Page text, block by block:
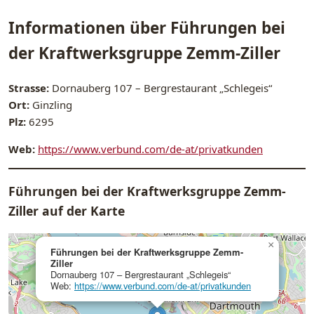
Informationen über Führungen bei
der Kraftwerksgruppe Zemm-Ziller
Strasse: Dornauberg 107 – Bergrestaurant „Schlegeis“
Ort: Ginzling
Plz: 6295
Web: https://www.verbund.com/de-at/privatkunden
Führungen bei der Kraftwerksgruppe Zemm-
Ziller auf der Karte
Führungen bei der Kraftwerksgruppe Zemm-
Ziller
Dornauberg 107 – Bergrestaurant „Schlegeis“
Web: https://www.verbund.com/de-at/privatkunden
×